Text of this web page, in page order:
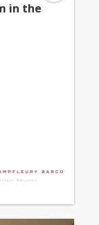
in the